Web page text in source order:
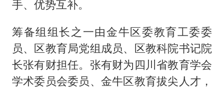
手、优势互补。
筹备组组长之一由金牛区委教育工委委
员、区教育局党组成员、区教科院书记院
长张有财担任。张有财为四川省教育学会
学术委员会委员、金牛区教育拔尖人才，